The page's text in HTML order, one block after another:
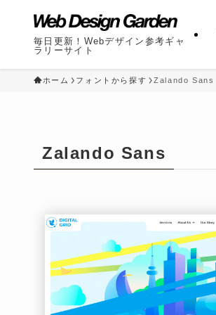
毎日更新！Webデザイン参考ギャ
ラリーサイト
ホーム フォントから探す Zalando Sans
Zalando Sans